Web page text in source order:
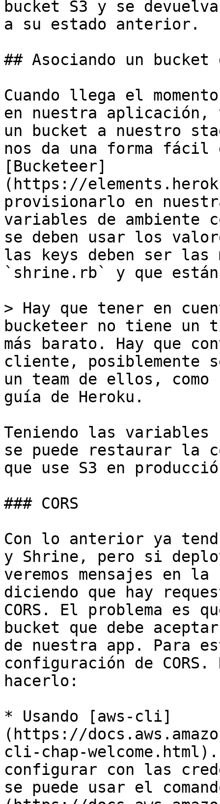
bucket S3 y se
a su estado anterior.
## Asociando un bucket
Cuando llega el
en nuestra aplicación,
un bucket a nuestro
nos da una forma fácil
[Bucketeer]
(https://
provisionarlo en
variables de ambiente
se deben usar los
las keys deben ser las
`shrine.rb` y que
> Hay que tener en
bucketeer no tiene un
más barato. Hay que
cliente, posiblemente
un team de ellos,
guía de Heroku.
Teniendo las variables
se puede restaurar la
que use S3 en
### CORS
Con lo anterior ya
y Shrine, pero si
veremos mensajes en
diciendo que hay
CORS. El problema es
bucket que debe
de nuestra app. Para
configuración de CORS.
hacerlo:
* Usando [aws-cli]
(https://
cli-chap-
configurar con las
se puede usar el